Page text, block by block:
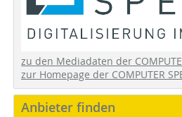
zu den Mediadaten der
zur Homepage der COMPUTER
Anbieter finden